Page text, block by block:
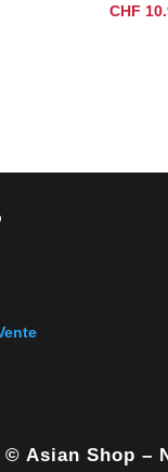
CHF
© Asian Shop –